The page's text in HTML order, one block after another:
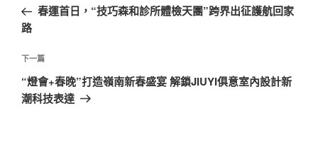
導
覽
一
篇
章
春運首日，“技巧森和診所體檢天團”跨界出征護航回家
路
下
一
篇
下一篇
“燈會+春晚”打造嶺南新春盛宴 解鎖JIUYI俱意室內設計新
潮科技表達